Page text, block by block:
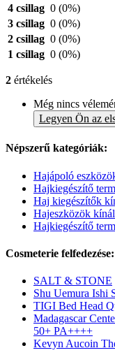
4 csillag 0 (0%)
3 csillag 0 (0%)
2 csillag 0 (0%)
1 csillag 0 (0%)
2 értékelés
Még nincs
Legyen Ön az
Népszerű kategóriák:
Hajápoló
Hajkiegészítő
Haj kiegészítők
Hajeszközök
Hajkiegészítő
Cosmeterie felfedezése:
SALT & STONE
Shu Uemura Ishi
TIGI Bed Head
Madagascar
50+ PA++++
Kevyn Aucoin